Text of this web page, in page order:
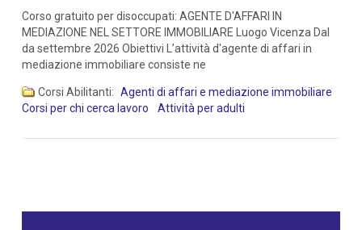
Corso gratuito per disoccupati: AGENTE D'AFFARI IN
MEDIAZIONE NEL SETTORE IMMOBILIARE Luogo Vicenza Dal
da settembre 2026 Obiettivi L’attività d'agente di affari in
mediazione immobiliare consiste ne
Corsi Abilitanti: Agenti di affari e mediazione immobiliare
Corsi per chi cerca lavoro
Attività per adulti